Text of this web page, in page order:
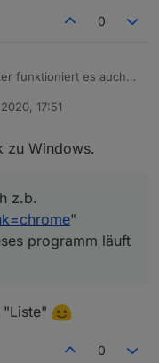
0
funktioniert es auch
z.b.
läuft
17:51
zu Windows.
z.b.
"
programm läuft
0